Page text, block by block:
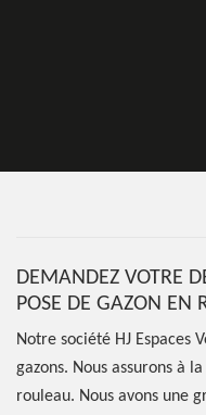
DEMANDEZ VOTRE
POSE DE GAZON EN
Notre société HJ Espaces
gazons. Nous assurons à
rouleau. Nous avons une